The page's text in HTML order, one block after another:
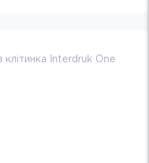
Interdruk One